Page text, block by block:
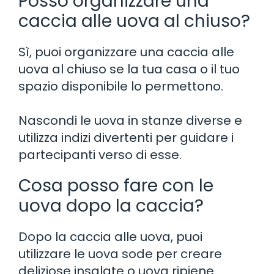
caccia alle uova al chiuso?
Sì, puoi organizzare una caccia alle
uova al chiuso se la tua casa o il tuo
spazio disponibile lo permettono.
Nascondi le uova in stanze diverse e
utilizza indizi divertenti per guidare i
partecipanti verso di esse.
Cosa posso fare con le
uova dopo la caccia?
Dopo la caccia alle uova, puoi
utilizzare le uova sode per creare